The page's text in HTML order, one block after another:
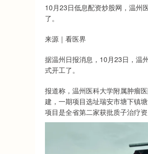
10月23日低息配资炒股网，温州
了。
来源｜看医界
据温州日报消息，10月23日，温
式开工了。
报道称，温州医科大学附属肿瘤
建，一期项目选址瑞安市塘下镇
项目是全省第二家获批质子治疗